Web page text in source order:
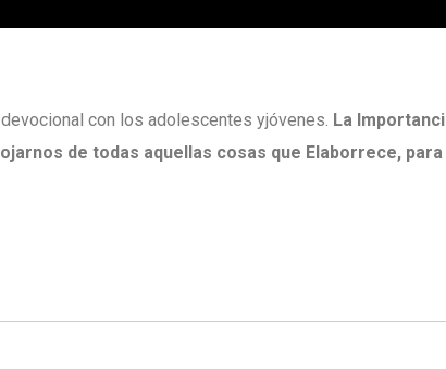
con los adolescentes yjóvenes. La
de todas aquellas cosas que Elaborrece,